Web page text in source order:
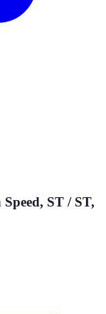
ST / ST,